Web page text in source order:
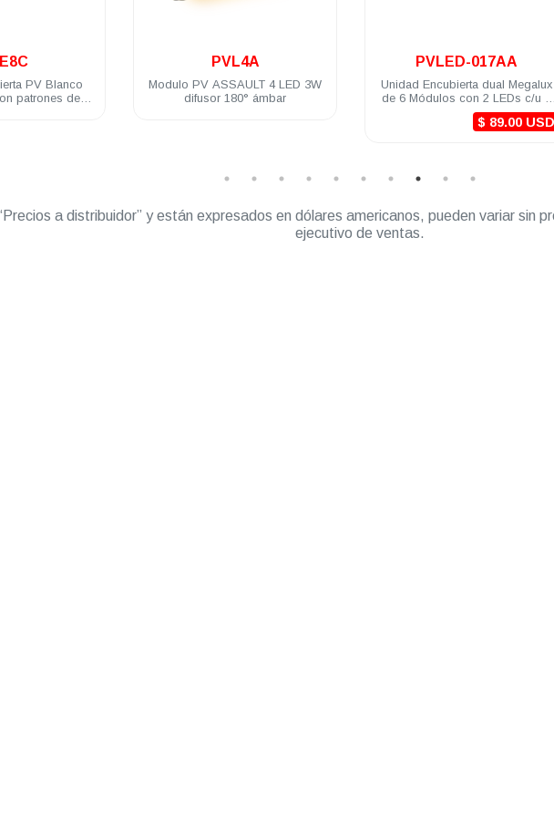
4 LED 3W
180° ámbar
PVLED-017AA
Unidad Encubierta dual Megalux
de 6 Módulos con 2 LEDs c/u 1
PVC4A
Módulo para exterior PV
c/4 LED c/selector de
3W 12/24 VDC incluye
a distribuidor” y están expresados en dólares americanos, pueden variar sin
ejecutivo de ventas.